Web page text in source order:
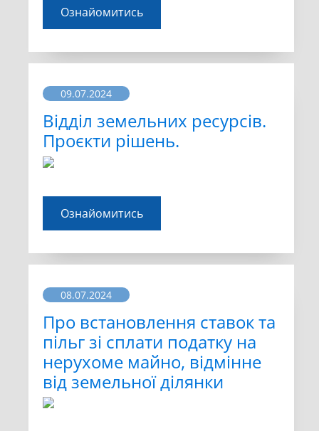
Ознайомитись
09.07.2024
Відділ земельних ресурсів.
Проєкти рішень.
Ознайомитись
08.07.2024
Про встановлення ставок та
пільг зі сплати податку на
нерухоме майно, відмінне
від земельної ділянки